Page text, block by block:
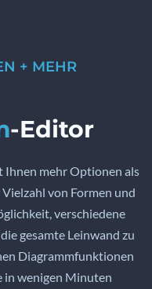
+ MEHR
-Editor
mehr Optionen als
von Formen und
verschiedene
gesamte Leinwand zu
Diagrammfunktionen
in wenigen Minuten